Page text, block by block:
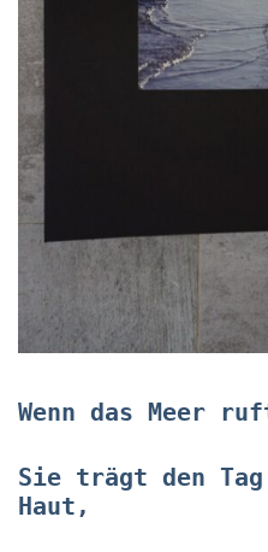
Wenn das Meer
Sie trägt den
Haut,